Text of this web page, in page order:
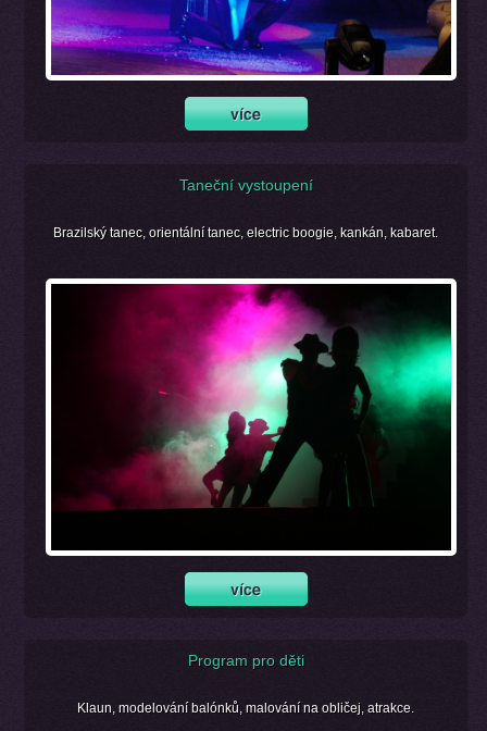
Taneční vystoupení
Brazilský tanec, orientální tanec, electric boogie, kankán, kabaret.
Program pro děti
Klaun, modelování balónků, malování na obličej, atrakce.